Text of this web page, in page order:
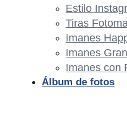
Estilo
Tiras
Imanes
Imanes
Imanes con
Álbum de fotos